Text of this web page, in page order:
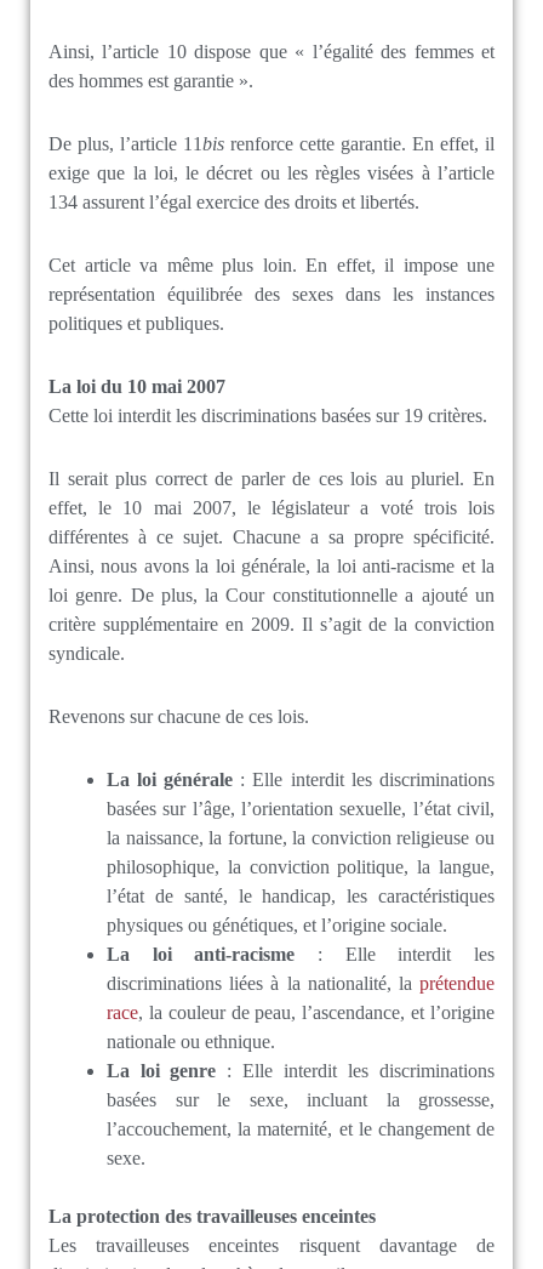
Ainsi, l’article 10 dispose que « l’égalité des femmes et
des hommes est garantie ».
De plus, l’article 11bis renforce cette garantie. En effet, il
exige que la loi, le décret ou les règles visées à l’article
134 assurent l’égal exercice des droits et libertés.
Cet article va même plus loin. En effet, il impose une
représentation équilibrée des sexes dans les instances
politiques et publiques.
La loi du 10 mai 2007
Cette loi interdit les discriminations basées sur 19 critères.
Il serait plus correct de parler de ces lois au pluriel. En
effet, le 10 mai 2007, le législateur a voté trois lois
différentes à ce sujet. Chacune a sa propre spécificité.
Ainsi, nous avons la loi générale, la loi anti-racisme et la
loi genre. De plus, la Cour constitutionnelle a ajouté un
critère supplémentaire en 2009. Il s’agit de la conviction
syndicale.
Revenons sur chacune de ces lois.
La loi générale : Elle interdit les discriminations
basées sur l’âge, l’orientation sexuelle, l’état civil,
la naissance, la fortune, la conviction religieuse ou
philosophique, la conviction politique, la langue,
l’état de santé, le handicap, les caractéristiques
physiques ou génétiques, et l’origine sociale.
La loi anti-racisme : Elle interdit les
discriminations liées à la nationalité, la prétendue
race, la couleur de peau, l’ascendance, et l’origine
nationale ou ethnique.
La loi genre : Elle interdit les discriminations
basées sur le sexe, incluant la grossesse,
l’accouchement, la maternité, et le changement de
sexe.
La protection des travailleuses enceintes
Les travailleuses enceintes risquent davantage de